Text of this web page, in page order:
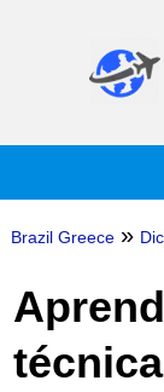
Brazil Greece »